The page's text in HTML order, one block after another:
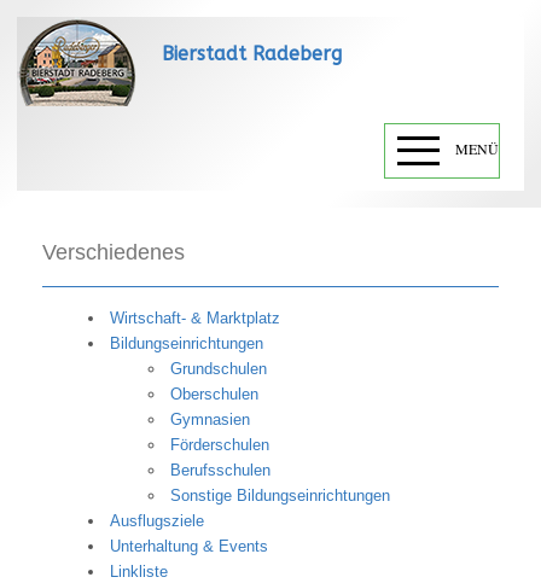
Bierstadt Radeberg
MENÜ
Verschiedenes
Wirtschaft- & Marktplatz
Bildungseinrichtungen
Grundschulen
Oberschulen
Gymnasien
Förderschulen
Berufsschulen
Sonstige Bildungseinrichtungen
Ausflugsziele
Unterhaltung & Events
Linkliste